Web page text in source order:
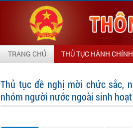
TRANG CHỦ THỦ TỤC HÀNH CHÍNH
Thủ tục đề nghị mời chức sắc,
nhóm người nước ngoài sinh